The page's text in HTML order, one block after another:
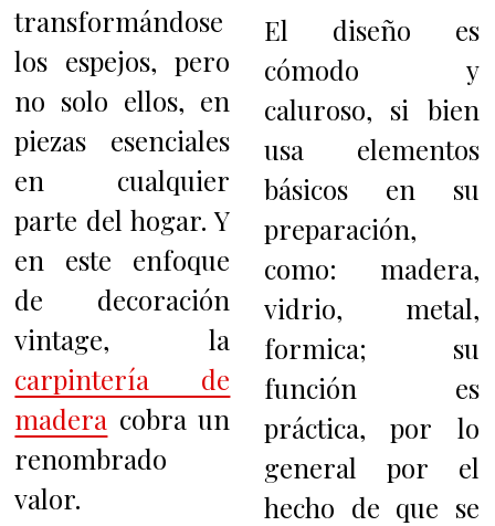
transformándose
los espejos, pero
no solo ellos, en
piezas esenciales
en cualquier
parte del hogar. Y
en este enfoque
de decoración
vintage, la
carpintería de
madera cobra un
renombrado
valor.
El diseño es
cómodo y
caluroso, si bien
usa elementos
básicos en su
preparación,
como: madera,
vidrio, metal,
formica; su
función es
práctica, por lo
general por el
hecho de que se